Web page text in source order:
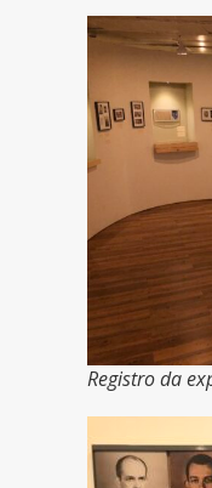
Registro da